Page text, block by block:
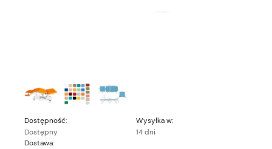
Dostępność:
Dostępny
Wysyłka w:
14 dni
Dostawa: